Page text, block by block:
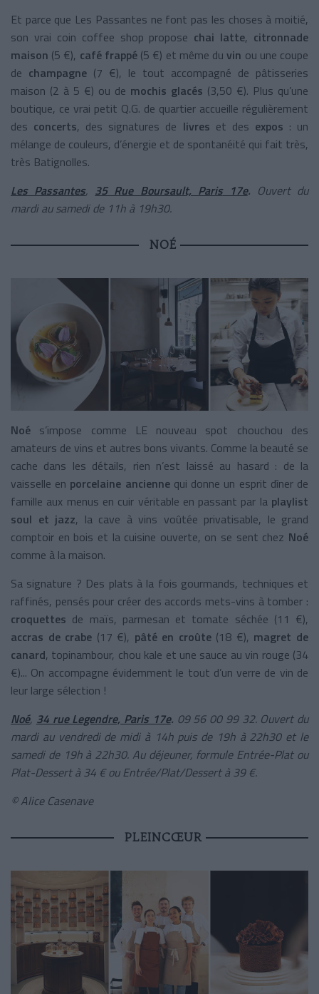
Et parce que Les Passantes ne font pas les choses à moitié,
son vrai coin coffee shop propose chai latte, citronnade
maison (5 €), café frappé(5 €) et même du vin ou une coupe
de champagne (7 €), le tout accompagné de pâtisseries
maison (2 à 5 €) ou de mochis glacés (3,50 €). Plus qu’une
boutique, ce vrai petit Q.G. de quartier accueille régulièrement
des concerts, des signatures de livres et des expos : un
mélange de couleurs, d’énergie et de spontanéité qui fait très,
très Batignolles.
Les Passantes, 35 Rue Boursault, Paris17e. Ouvert du
mardi au samedi de 11h à 19h30.
NOÉ
Noé s’impose comme LE nouveau spot chouchou des
amateurs de vins et autres bons vivants. Comme la beauté se
cache dans les détails, rien n’est laissé au hasard : de la
vaisselle en porcelaine ancienne qui donne un esprit dîner de
famille aux menus en cuir véritable en passant par la playlist
soul et jazz, la cave à vins voûtée privatisable, le grand
comptoir en bois et la cuisine ouverte, on se sent chez Noé
comme à la maison.
Sa signature ? Des plats à la fois gourmands, techniques et
raffinés, pensés pour créer des accords mets-vins à tomber :
croquettes de maïs, parmesan et tomate séchée (11 €),
accras de crabe (17 €), pâté en croûte (18 €), magret de
canard, topinambour, chou kale et une sauce au vin rouge (34
€)... On accompagne évidemment le tout d’un verre de vin de
leur large sélection !
Noé, 34 rue Legendre, Paris 17e. 09 56 00 99 32. Ouvert du
mardi au vendredi de midi à 14h puis de 19h à 22h30 et le
samedi de 19h à 22h30. Au déjeuner, formule Entrée-Plat ou
Plat-Dessert à 34 € ou Entrée/Plat/Dessert à 39 €.
© Alice Casenave
PLEINCŒUR